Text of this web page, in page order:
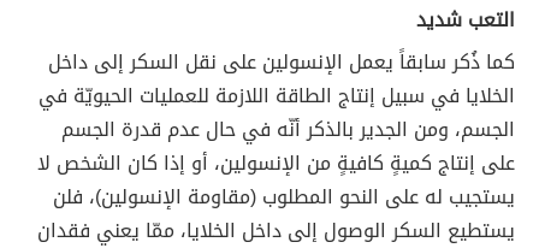
التعب شديد‎
كما ذُكر سابقاً يعمل الإنسولين على نقل السكر إلى داخل
الخلايا في سبيل إنتاج الطاقة اللازمة للعمليات الحيويّة في
الجسم، ومن الجدير بالذكر أنّه في حال عدم قدرة الجسم
على إنتاج كميةٍ كافيةٍ من الإنسولين، أو إذا كان الشخص لا
يستجيب له على النحو المطلوب (مقاومة الإنسولين)، فلن
يستطيع السكر الوصول إلى داخل الخلايا، ممّا يعني فقدان